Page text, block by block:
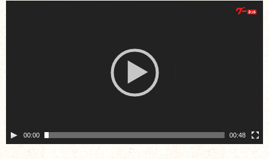
00:00 00:48